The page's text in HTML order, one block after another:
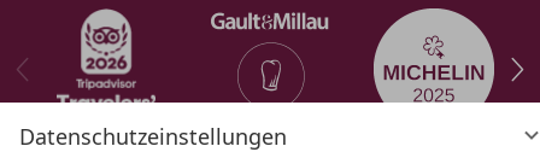
Datenschutzeinstellungen